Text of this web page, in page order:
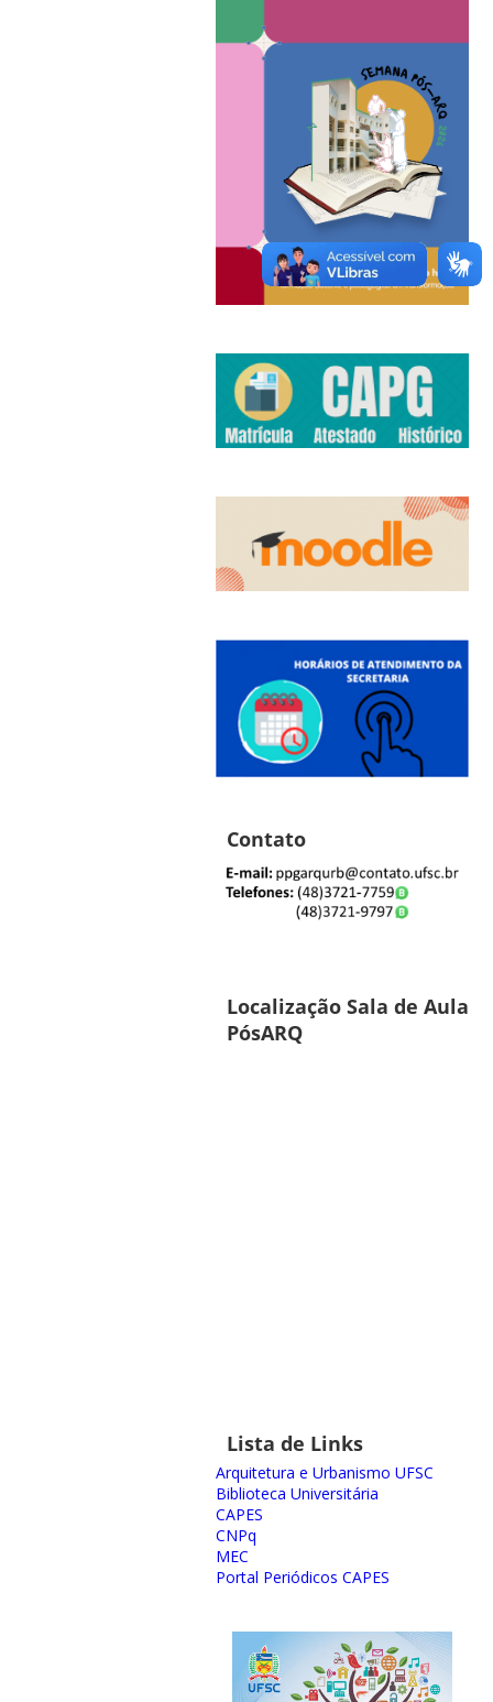
Contato
Localização Sala de Aula
PósARQ
Lista de Links
Arquitetura e Urbanismo UFSC
Biblioteca Universitária
CAPES
CNPq
MEC
Portal Periódicos CAPES